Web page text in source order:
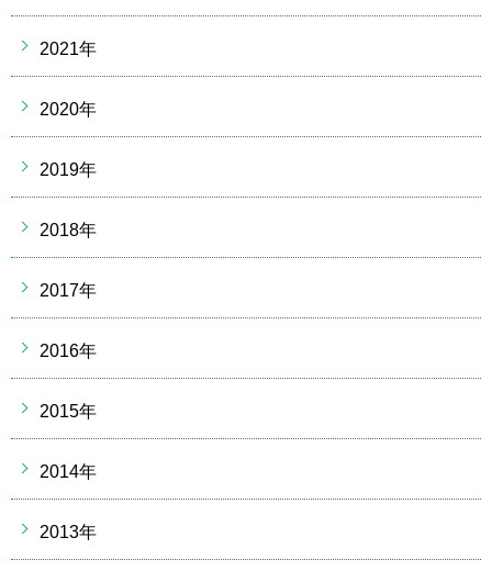
2021年
2020年
2019年
2018年
2017年
2016年
2015年
2014年
2013年